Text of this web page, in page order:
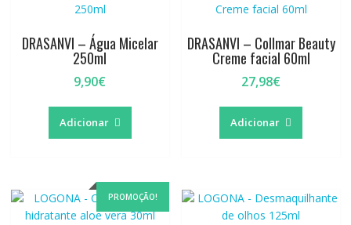
DRASANVI – Água Micelar
250ml
9,90€
Adicionar
DRASANVI – Collmar Beauty
Creme facial 60ml
27,98€
Adicionar
PROMOÇÃO!